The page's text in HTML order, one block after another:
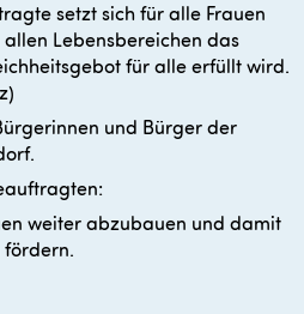
setzt sich für alle Frauen
Lebensbereichen das
für alle erfüllt wird.
und Bürger der
weiter abzubauen und damit